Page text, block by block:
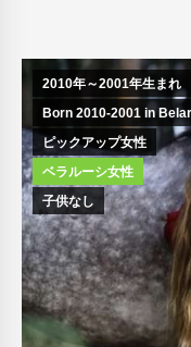
2010年～2001年生まれ
Born 2010-2001 in
ピックアップ女性
ベラルーシ女性
子供なし